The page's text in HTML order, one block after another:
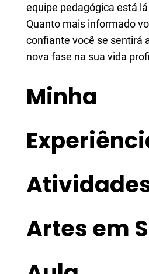
equipe pedagógica está
Quanto mais informado
confiante você se sentirá
nova fase na sua vida
Minha
Artes em